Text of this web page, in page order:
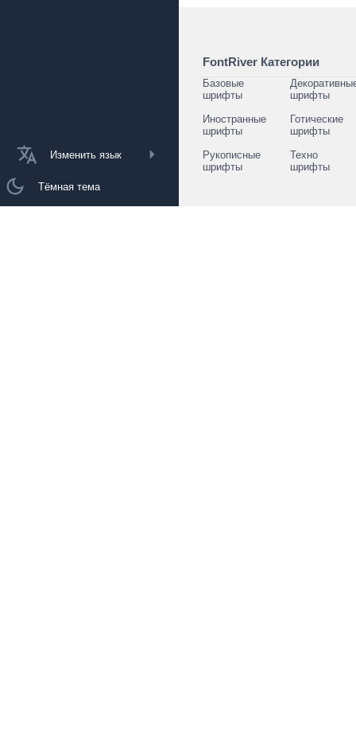
Изменить язык
Тёмная тема
FontRiver Категории
Базовые
шрифты
шрифты
Иностранные
шрифты
Готические
шрифты
Рукописные
шрифты
Техно
шрифты